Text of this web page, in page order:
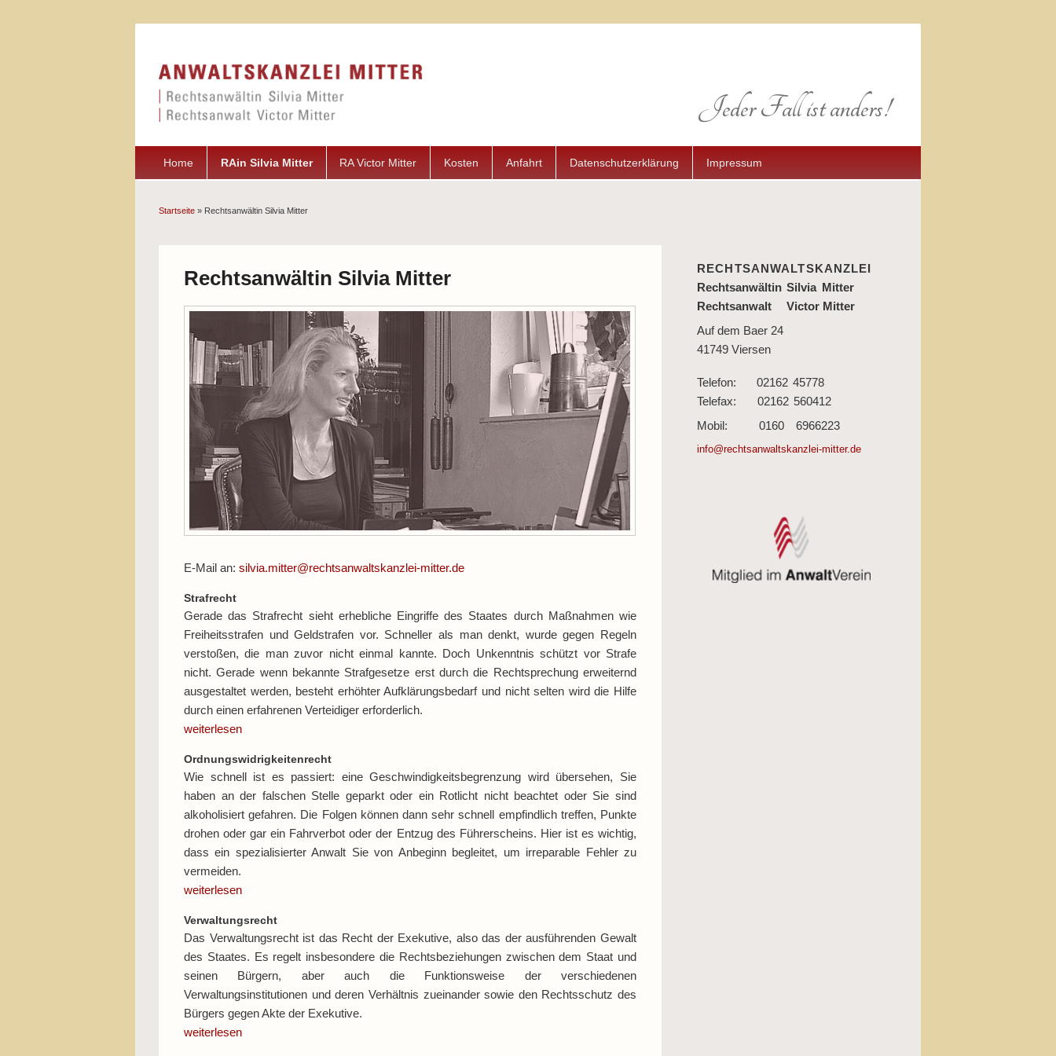
Jeder Fall ist anders!
Home RAin Silvia Mitter RA Victor Mitter Kosten Anfahrt Datenschutzerklärung Impressum
Sie sind hier
Startseite » Rechtsanwältin Silvia Mitter
Rechtsanwältin Silvia Mitter
E-Mail an: silvia.mitter@rechtsanwaltskanzlei-mitter.de
Strafrecht
Gerade das Strafrecht sieht erhebliche Eingriffe des Staates durch Maßnahmen wie
Freiheitsstrafen und Geldstrafen vor. Schneller als man denkt, wurde gegen Regeln
verstoßen, die man zuvor nicht einmal kannte. Doch Unkenntnis schützt vor Strafe
nicht. Gerade wenn bekannte Strafgesetze erst durch die Rechtsprechung erweiternd
ausgestaltet werden, besteht erhöhter Aufklärungsbedarf und nicht selten wird die Hilfe
durch einen erfahrenen Verteidiger erforderlich.
weiterlesen
Ordnungswidrigkeitenrecht
Wie schnell ist es passiert: eine Geschwindigkeitsbegrenzung wird übersehen, Sie
haben an der falschen Stelle geparkt oder ein Rotlicht nicht beachtet oder Sie sind
alkoholisiert gefahren. Die Folgen können dann sehr schnell empfindlich treffen, Punkte
drohen oder gar ein Fahrverbot oder der Entzug des Führerscheins. Hier ist es wichtig,
dass ein spezialisierter Anwalt Sie von Anbeginn begleitet, um irreparable Fehler zu
vermeiden.
weiterlesen
Verwaltungsrecht
Das Verwaltungsrecht ist das Recht der Exekutive, also das der ausführenden Gewalt
des Staates. Es regelt insbesondere die Rechtsbeziehungen zwischen dem Staat und
seinen Bürgern, aber auch die Funktionsweise der verschiedenen
Verwaltungsinstitutionen und deren Verhältnis zueinander sowie den Rechtsschutz des
Bürgers gegen Akte der Exekutive.
weiterlesen
RECHTSANWALTSKANZLEI
Rechtsanwältin Silvia Mitter
Rechtsanwalt
Victor Mitter
Auf dem Baer 24
41749 Viersen
Telefon: 02162 45778
Telefax:
02162 560412
Mobil:
0160 6966223
info@rechtsanwaltskanzlei-mitter.de